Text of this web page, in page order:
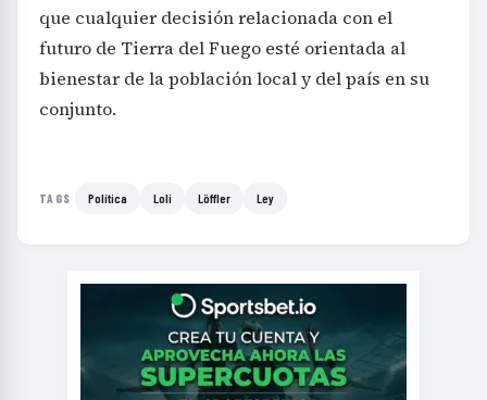
que cualquier decisión relacionada con el
futuro de Tierra del Fuego esté orientada al
bienestar de la población local y del país en su
conjunto.
TAGS Política Loli Löffler Ley